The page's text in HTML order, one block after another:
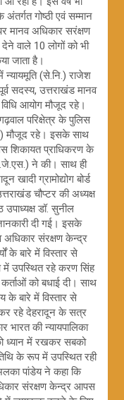
गोष्ठी एवं सम्मान
मानव अधिकार सरंक्षण
देने वाले 10 लोगों को भी
जाता है।
(से.नि.) राजेश
सदस्य, उत्तराखंड मानव
आयोग मौजूद रहे।
परिक्षेत्र के पुलिस
मौजूद रहे। इसके साथ
शिकायत प्राधिकरण के
ने की। साथ ही
खादी ग्रामोद्योग बोर्ड
चौप्टर की अध्यक्ष
उपाध्यक्ष डॉ. सुनील
दी गई। इसके
अधिकार संरक्षण केन्द्र
के बारे में विस्तार से
में उपस्थित रहे करण सिंह
को बधाई दी। साथ
के बारे में विस्तार से
कर रहे देहरादून के सत्र
की न्यायपालिका
ध्यान में रखकर सबको
के रूप में उपस्थित रही
अलका पांडेय ने कहा कि
संरक्षण केन्द्र आपस